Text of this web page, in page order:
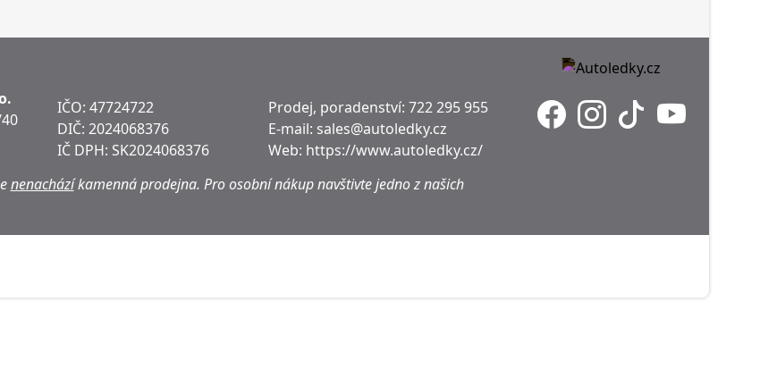
IČO: 47724722
DIČ: 2024068376
IČ DPH: SK2024068376
Prodej, poradenství: 722 295 955
E-mail: sales@autoledky.cz
Web: https://www.autoledky.cz/
nenacházíkamenná prodejna. Pro osobní nákup navštivte jedno z našich